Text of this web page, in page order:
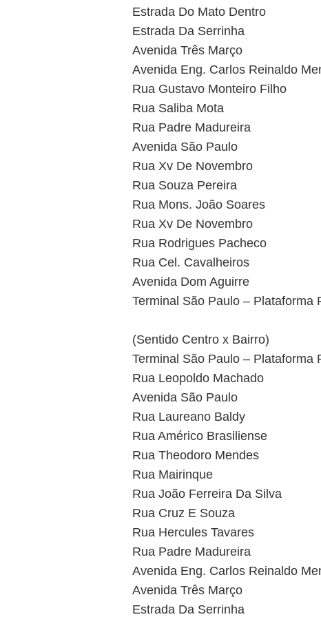
Estrada Do Mato Dentro
Estrada Da Serrinha
Avenida Três Março
Avenida Eng. Carlos Reinaldo
Rua Gustavo Monteiro Filho
Rua Saliba Mota
Rua Padre Madureira
Avenida São Paulo
Rua Xv De Novembro
Rua Souza Pereira
Rua Mons. João Soares
Rua Xv De Novembro
Rua Rodrigues Pacheco
Rua Cel. Cavalheiros
Avenida Dom Aguirre
Terminal São Paulo – Plataforma
(Sentido Centro x Bairro)
Terminal São Paulo – Plataforma
Rua Leopoldo Machado
Avenida São Paulo
Rua Laureano Baldy
Rua Américo Brasiliense
Rua Theodoro Mendes
Rua Mairinque
Rua João Ferreira Da Silva
Rua Cruz E Souza
Rua Hercules Tavares
Rua Padre Madureira
Avenida Eng. Carlos Reinaldo
Avenida Três Março
Estrada Da Serrinha